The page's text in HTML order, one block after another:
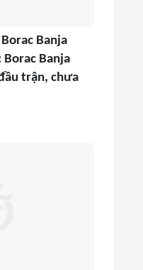
Banja
Borac Banja
trận, chưa